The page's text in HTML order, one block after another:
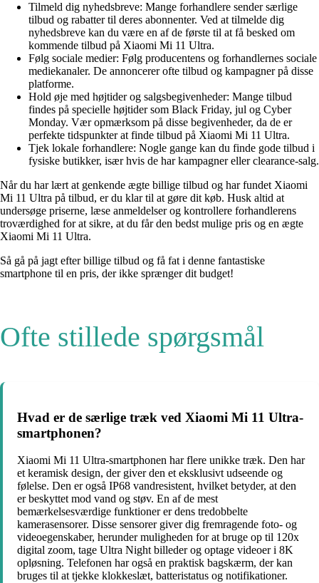
Tilmeld dig nyhedsbreve: Mange forhandlere sender særlige
tilbud og rabatter til deres abonnenter. Ved at tilmelde dig
nyhedsbreve kan du være en af de første til at få besked om
kommende tilbud på Xiaomi Mi 11 Ultra.
Følg sociale medier: Følg producentens og forhandlernes sociale
mediekanaler. De annoncerer ofte tilbud og kampagner på disse
platforme.
Hold øje med højtider og salgsbegivenheder: Mange tilbud
findes på specielle højtider som Black Friday, jul og Cyber
Monday. Vær opmærksom på disse begivenheder, da de er
perfekte tidspunkter at finde tilbud på Xiaomi Mi 11 Ultra.
Tjek lokale forhandlere: Nogle gange kan du finde gode tilbud i
fysiske butikker, især hvis de har kampagner eller clearance-salg.
Når du har lært at genkende ægte billige tilbud og har fundet Xiaomi
Mi 11 Ultra på tilbud, er du klar til at gøre dit køb. Husk altid at
undersøge priserne, læse anmeldelser og kontrollere forhandlerens
troværdighed for at sikre, at du får den bedst mulige pris og en ægte
Xiaomi Mi 11 Ultra.
Så gå på jagt efter billige tilbud og få fat i denne fantastiske
smartphone til en pris, der ikke sprænger dit budget!
Ofte stillede spørgsmål
Hvad er de særlige træk ved Xiaomi Mi 11 Ultra-
smartphonen?
Xiaomi Mi 11 Ultra-smartphonen har flere unikke træk. Den har
et keramisk design, der giver den et eksklusivt udseende og
følelse. Den er også IP68 vandresistent, hvilket betyder, at den
er beskyttet mod vand og støv. En af de mest
bemærkelsesværdige funktioner er dens tredobbelte
kamerasensorer. Disse sensorer giver dig fremragende foto- og
videoegenskaber, herunder muligheden for at bruge op til 120x
digital zoom, tage Ultra Night billeder og optage videoer i 8K
opløsning. Telefonen har også en praktisk bagskærm, der kan
bruges til at tjekke klokkeslæt, batteristatus og notifikationer.